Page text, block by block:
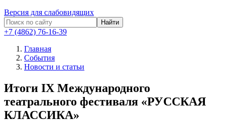
Версия для слабовидящих
Найти
+7 (4862) 76-16-39
Главная
События
Новости и статьи
Итоги IX Международного
театрального фестиваля «РУССКАЯ
КЛАССИКА»